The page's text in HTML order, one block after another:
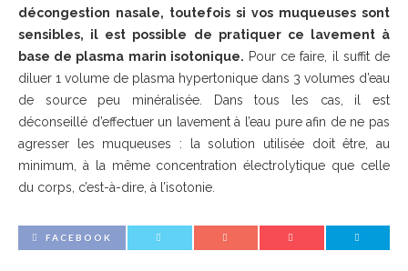
décongestion nasale, toutefois si vos muqueuses sont
sensibles, il est possible de pratiquer ce lavement à
base de plasma marin isotonique. Pour ce faire, il suffit de
diluer 1 volume de plasma hypertonique dans 3 volumes d’eau
de source peu minéralisée. Dans tous les cas, il est
déconseillé d’effectuer un lavement à l’eau pure afin de ne pas
agresser les muqueuses : la solution utilisée doit être, au
minimum, à la même concentration électrolytique que celle
du corps, c’est-à-dire, à l’isotonie.
FACEBOOK